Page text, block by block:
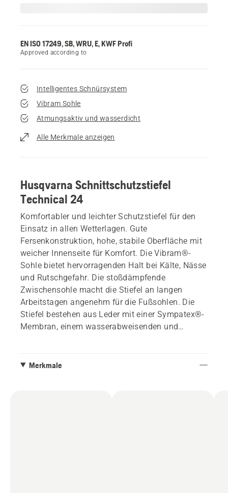
EN ISO 17249, SB, WRU, E, KWF Profi
Approved according to
Intelligentes Schnürsystem
Vibram Sohle
Atmungsaktiv und wasserdicht
Alle Merkmale anzeigen
Husqvarna Schnittschutzstiefel
Technical 24
Komfortabler und leichter Schutzstiefel für den
Einsatz in allen Wetterlagen. Gute
Fersenkonstruktion, hohe, stabile Oberfläche mit
weicher Innenseite für Komfort. Die Vibram®-
Sohle bietet hervorragenden Halt bei Kälte, Nässe
und Rutschgefahr. Die stoßdämpfende
Zwischensohle macht die Stiefel an langen
Arbeitstagen angenehm für die Fußsohlen. Die
Stiefel bestehen aus Leder mit einer Sympatex®-
Membran, einem wasserabweisenden und
Oberseite, sowie einer Stahlkappe und einem
Merkmale